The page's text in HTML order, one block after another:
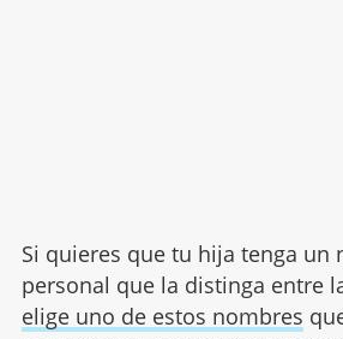
Si quieres que tu hija tenga un
personal que la distinga entre
elige uno de estos nombres